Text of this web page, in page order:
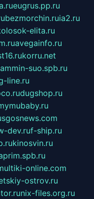
eugrus.pp.ru
bezmorchin.ruia2.ru
elita.ru
avegainfo.ru
korru.net
suo.spb.ru
line.ru
dugshop.ru
dev.ruf-ship.ru
kinosvin.ru
online.com
ostrov.ru
nix-files.org.ru